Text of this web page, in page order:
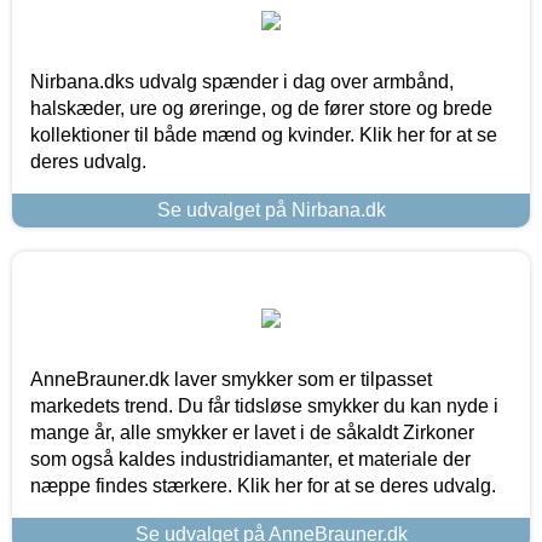
Nirbana.dks udvalg spænder i dag over armbånd,
halskæder, ure og øreringe, og de fører store og brede
kollektioner til både mænd og kvinder. Klik her for at se
deres udvalg.
Se udvalget på Nirbana.dk
AnneBrauner.dk laver smykker som er tilpasset
markedets trend. Du får tidsløse smykker du kan nyde i
mange år, alle smykker er lavet i de såkaldt Zirkoner
som også kaldes industridiamanter, et materiale der
næppe findes stærkere. Klik her for at se deres udvalg.
Se udvalget på AnneBrauner.dk